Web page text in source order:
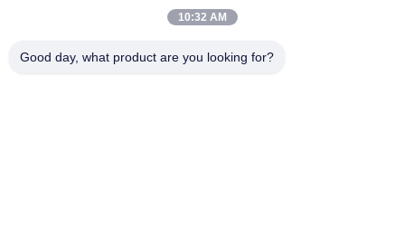
10:32 AM
Good day, what product are you looking for?